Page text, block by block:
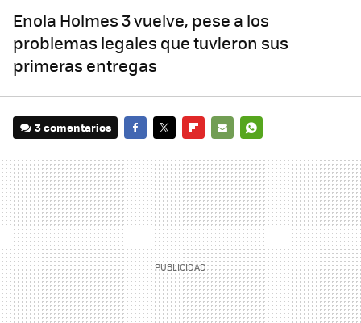
Enola Holmes 3 vuelve, pese a los
problemas legales que tuvieron sus
primeras entregas
3 comentarios
MAIL